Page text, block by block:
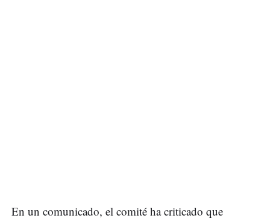
En un comunicado, el comité ha criticado que